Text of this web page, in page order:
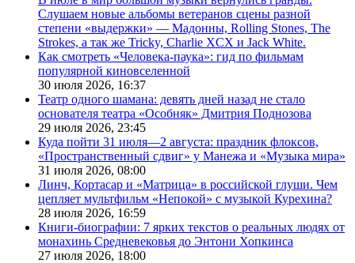
Слушаем новые альбомы ветеранов сцены разной
степени «выдержки» — Мадонны, Rolling Stones, The
Strokes, а так же Tricky, Charlie XCX и Jack White.
Как смотреть «Человека-паука»: гид по фильмам
популярной киновселенной
30 июля 2026, 16:37
Театр одного шамана: девять дней назад не стало
основателя театра «Особняк» Дмитрия Поднозова
29 июля 2026, 23:45
Куда пойти 31 июля—2 августа: праздник флоксов,
«Пространственный сдвиг» у Манежа и «Музыка мира»
31 июля 2026, 08:00
Линч, Кортасар и «Матрица» в российской глуши. Чем
цепляет мультфильм «Непокой» с музыкой Курехина?
28 июля 2026, 16:59
Книги-биографии: 7 ярких текстов о реальных людях от
монахинь Средневековья до Энтони Хопкинса
27 июля 2026, 18:00